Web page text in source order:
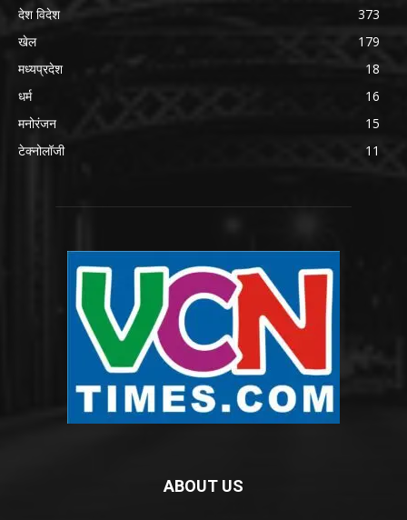
देश विदेश
373
खेल
179
मध्यप्रदेश
18
धर्म
16
मनोरंजन
15
टेक्नोलॉजी
11
ABOUT US